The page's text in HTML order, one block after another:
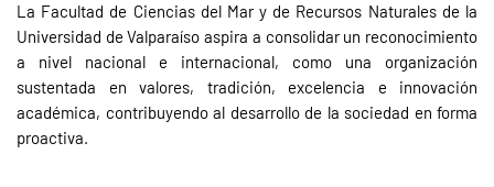
La Facultad de Ciencias del Mar y de Recursos Naturales de la
Universidad de Valparaíso aspira a consolidar un reconocimiento
a nivel nacional e internacional, como una organización
sustentada en valores, tradición, excelencia e innovación
académica, contribuyendo al desarrollo de la sociedad en forma
proactiva.